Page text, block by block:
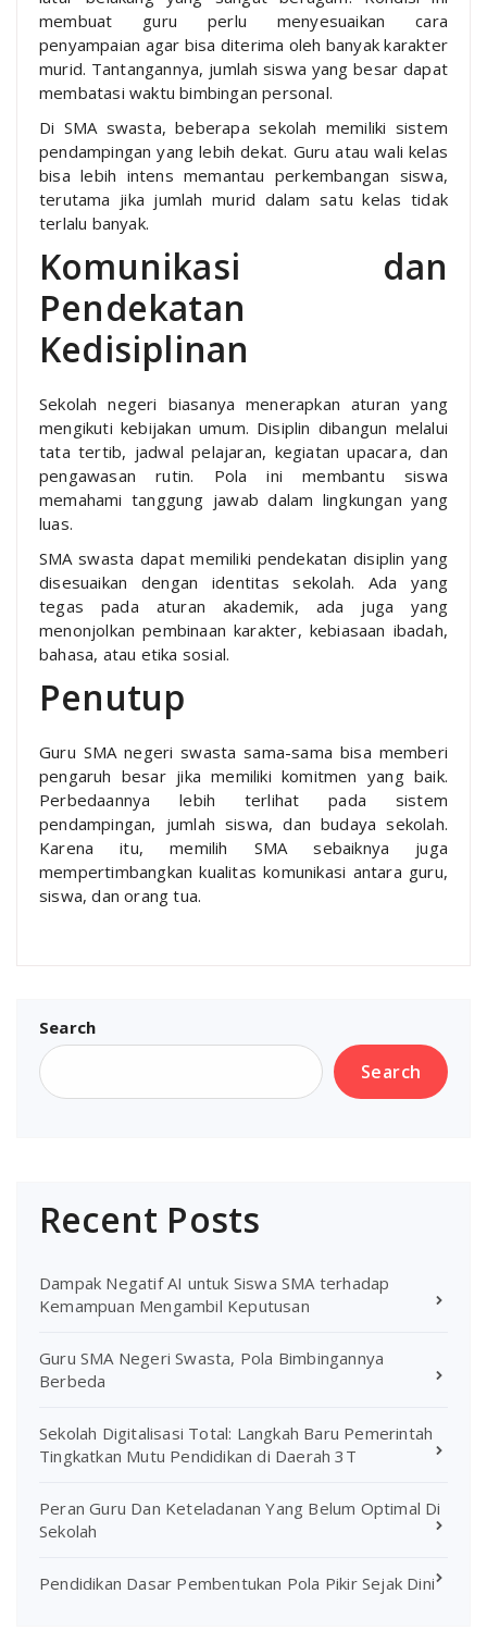
membuat guru perlu menyesuaikan cara
penyampaian agar bisa diterima oleh banyak karakter
murid. Tantangannya, jumlah siswa yang besar dapat
membatasi waktu bimbingan personal.
Di SMA swasta, beberapa sekolah memiliki sistem
pendampingan yang lebih dekat. Guru atau wali kelas
bisa lebih intens memantau perkembangan siswa,
terutama jika jumlah murid dalam satu kelas tidak
terlalu banyak.
Komunikasi dan
Pendekatan
Kedisiplinan
Sekolah negeri biasanya menerapkan aturan yang
mengikuti kebijakan umum. Disiplin dibangun melalui
tata tertib, jadwal pelajaran, kegiatan upacara, dan
pengawasan rutin. Pola ini membantu siswa
memahami tanggung jawab dalam lingkungan yang
luas.
SMA swasta dapat memiliki pendekatan disiplin yang
disesuaikan dengan identitas sekolah. Ada yang
tegas pada aturan akademik, ada juga yang
menonjolkan pembinaan karakter, kebiasaan ibadah,
bahasa, atau etika sosial.
Penutup
Guru SMA negeri swasta sama-sama bisa memberi
pengaruh besar jika memiliki komitmen yang baik.
Perbedaannya lebih terlihat pada sistem
pendampingan, jumlah siswa, dan budaya sekolah.
Karena itu, memilih SMA sebaiknya juga
mempertimbangkan kualitas komunikasi antara guru,
siswa, dan orang tua.
Search
Search
Recent Posts
Dampak Negatif AI untuk Siswa SMA terhadap
Kemampuan Mengambil Keputusan
Guru SMA Negeri Swasta, Pola Bimbingannya
Berbeda
Sekolah Digitalisasi Total: Langkah Baru Pemerintah
Tingkatkan Mutu Pendidikan di Daerah 3T
Peran Guru Dan Keteladanan Yang Belum Optimal Di
Sekolah
Pendidikan Dasar Pembentukan Pola Pikir Sejak Dini